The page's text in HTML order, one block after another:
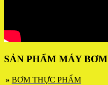
SẢN PHẨM MÁY BƠM
» BƠM THỰC PHẨM